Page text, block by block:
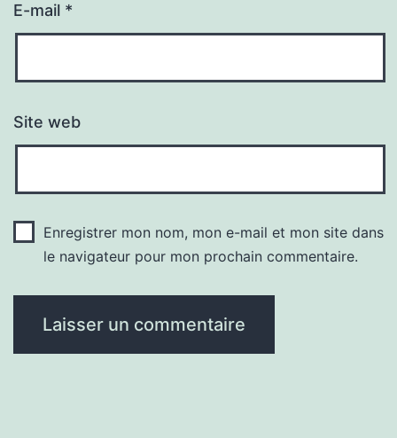
E-mail *
Site web
Enregistrer mon nom, mon e-mail et mon site dans
le navigateur pour mon prochain commentaire.